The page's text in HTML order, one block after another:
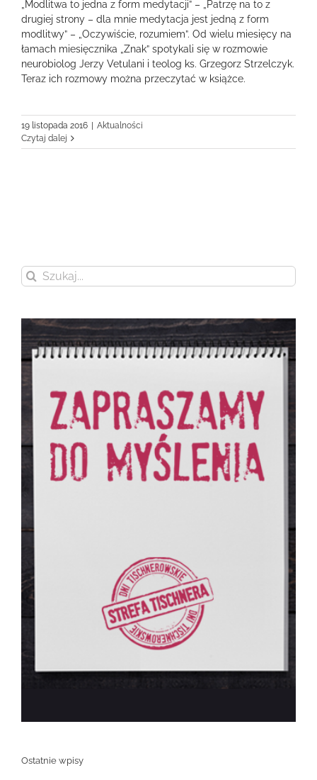
„Modlitwa to jedna z form medytacji” – „Patrzę na to z
drugiej strony – dla mnie medytacja jest jedną z form
modlitwy” – „Oczywiście, rozumiem”. Od wielu miesięcy na
łamach miesięcznika „Znak” spotykali się w rozmowie
neurobiolog Jerzy Vetulani i teolog ks. Grzegorz Strzelczyk.
Teraz ich rozmowy można przeczytać w książce.
19 listopada 2016
Aktualności
Czytaj dalej
Szukaj
Ostatnie wpisy